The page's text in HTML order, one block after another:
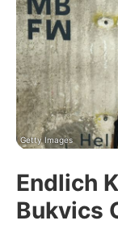
Alle
Getty Images
Endlich
Bukvics